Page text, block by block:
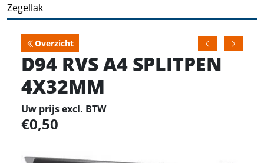
Zegellak
Overzicht
D94 RVS A4 SPLITPEN
4X32MM
Uw prijs excl. BTW
0,50